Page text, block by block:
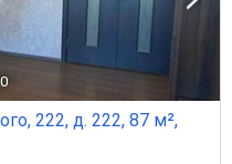
222, д. 222, 87 м²,